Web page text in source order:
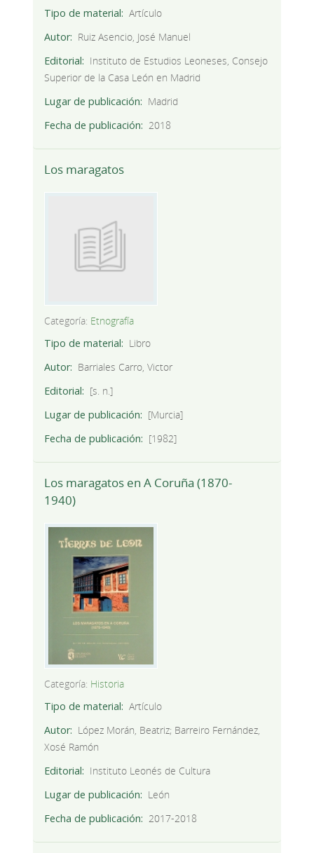
Tipo de material
Artículo
Autor
Ruiz Asencio, José Manuel
Editorial
Instituto de Estudios Leoneses, Consejo
Superior de la Casa León en Madrid
Lugar de publicación
Madrid
Fecha de publicación
2018
Los maragatos
Categoría: Etnografía
Tipo de material
Libro
Autor
Barriales Carro, Victor
Editorial
[s. n.]
Lugar de publicación
[Murcia]
Fecha de publicación
[1982]
Los maragatos en A Coruña (1870-
1940)
Categoría: Historia
Tipo de material
Artículo
Autor
López Morán, Beatriz; Barreiro Fernández,
Xosé Ramón
Editorial
Instituto Leonés de Cultura
Lugar de publicación
León
Fecha de publicación
2017-2018